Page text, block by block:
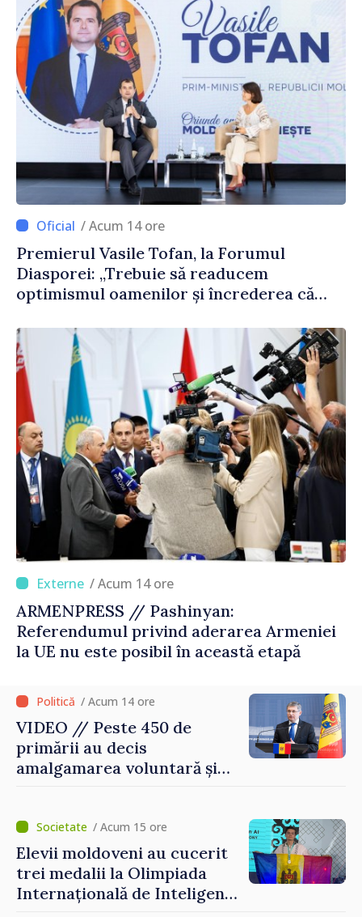
/ Acum 14 ore
Premierul Vasile Tofan, la Forumul
Diasporei: „Trebuie să readucem
optimismul oamenilor și încrederea că
corectă”
/ Acum 14 ore
ARMENPRESS // Pashinyan:
Referendumul privind aderarea Armeniei
la UE nu este posibil în această etapă
/ Acum 14 ore
VIDEO // Peste 450 de
primării au decis
amalgamarea voluntară și
Grosu: „Este important să
depășim blocajele și să dăm o
șansă localităților să se
dezvolte”
/ Acum 15 ore
Elevii moldoveni au cucerit
trei medalii la Olimpiada
Internațională de Inteligență